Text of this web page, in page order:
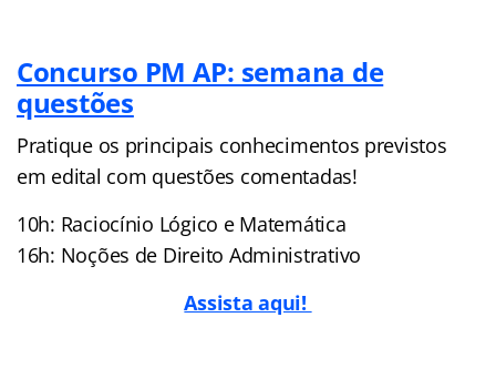
Concurso PM AP: semana de
questões
Pratique os principais conhecimentos previstos
em edital com questões comentadas!
10h: Raciocínio Lógico e Matemática
16h: Noções de Direito Administrativo
Assista aqui!